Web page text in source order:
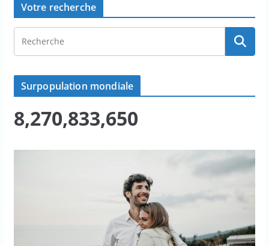
Votre recherche
Surpopulation mondiale
8,270,833,650